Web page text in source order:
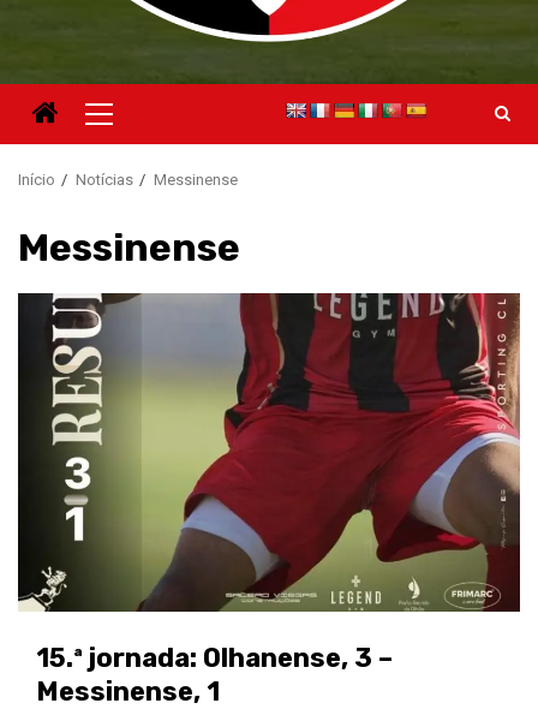
Menu
principal
Início Notícias Messinense
Messinense
15.ª jornada: Olhanense, 3 –
Messinense, 1